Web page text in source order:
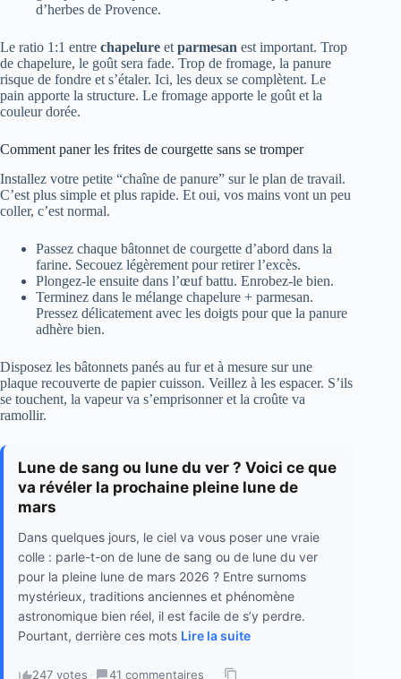
d’herbes de Provence.
Le ratio 1:1 entre chapelure et parmesan est important. Trop
de chapelure, le goût sera fade. Trop de fromage, la panure
risque de fondre et s’étaler. Ici, les deux se complètent. Le
pain apporte la structure. Le fromage apporte le goût et la
couleur dorée.
Comment paner les frites de courgette sans se tromper
Installez votre petite “chaîne de panure” sur le plan de travail.
C’est plus simple et plus rapide. Et oui, vos mains vont un peu
coller, c’est normal.
Passez chaque bâtonnet de courgette d’abord dans la
farine. Secouez légèrement pour retirer l’excès.
Plongez-le ensuite dans l’œuf battu. Enrobez-le bien.
Terminez dans le mélange chapelure + parmesan.
Pressez délicatement avec les doigts pour que la panure
adhère bien.
Disposez les bâtonnets panés au fur et à mesure sur une
plaque recouverte de papier cuisson. Veillez à les espacer. S’ils
se touchent, la vapeur va s’emprisonner et la croûte va
ramollir.
Lune de sang ou lune du ver ? Voici ce que
va révéler la prochaine pleine lune de
mars
Dans quelques jours, le ciel va vous poser une vraie
colle : parle-t-on de lune de sang ou de lune du ver
pour la pleine lune de mars 2026 ? Entre surnoms
mystérieux, traditions anciennes et phénomène
astronomique bien réel, il est facile de s’y perdre.
Pourtant, derrière ces mots Lire la suite
247 votes · 41 commentaires ·